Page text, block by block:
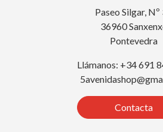
Paseo Silgar, Nº
36960
Pontevedra
Llámanos: +34 691
Contacta